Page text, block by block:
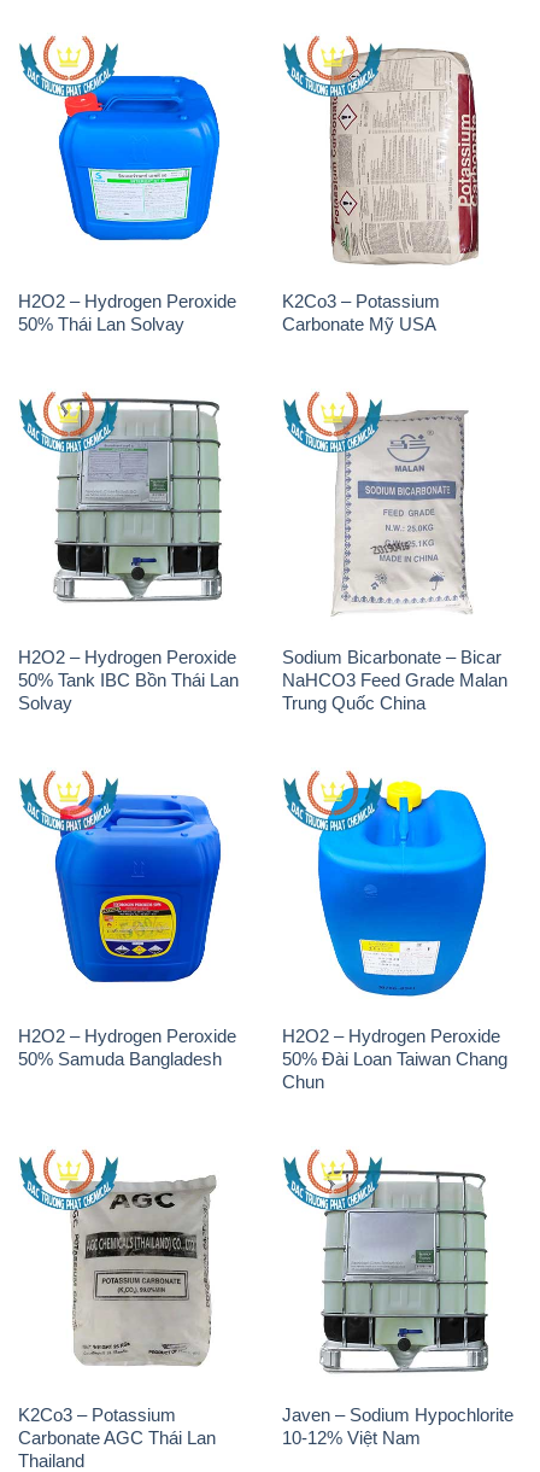
H2O2 – Hydrogen Peroxide
50% Thái Lan Solvay
K2Co3 – Potassium
Carbonate Mỹ USA
H2O2 – Hydrogen Peroxide
50% Tank IBC Bồn Thái Lan
Solvay
Sodium Bicarbonate – Bicar
NaHCO3 Feed Grade Malan
Trung Quốc China
H2O2 – Hydrogen Peroxide
50% Samuda Bangladesh
H2O2 – Hydrogen Peroxide
50% Đài Loan Taiwan Chang
Chun
K2Co3 – Potassium
Carbonate AGC Thái Lan
Thailand
Javen – Sodium Hypochlorite
10-12% Việt Nam